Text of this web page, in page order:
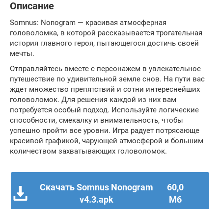
Описание
Somnus: Nonogram — красивая атмосферная
головоломка, в которой рассказывается трогательная
история главного героя, пытающегося достичь своей
мечты.
Отправляйтесь вместе с персонажем в увлекательное
путешествие по удивительной земле снов. На пути вас
ждет множество препятствий и сотни интереснейших
головоломок. Для решения каждой из них вам
потребуется особый подход. Используйте логические
способности, смекалку и внимательность, чтобы
успешно пройти все уровни. Игра радует потрясающе
красивой графикой, чарующей атмосферой и большим
количеством захватывающих головоломок.
Скачать Somnus Nonogram
v4.3.apk
60,0
Мб